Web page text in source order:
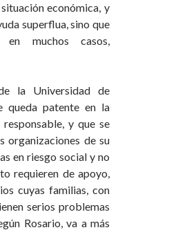
económica, y
superflua, sino que
muchos casos,
la Universidad de
queda patente en la
y que se
organizaciones de su
en riesgo social y no
requieren de apoyo,
cuyas familias, con
serios problemas
Rosario, va a más